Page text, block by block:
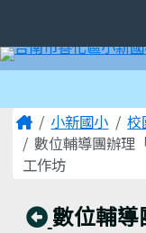
主內容區域
Home小新國小
校
數位輔導團辦理
工作坊
回上頁
數位輔
頁尾區域